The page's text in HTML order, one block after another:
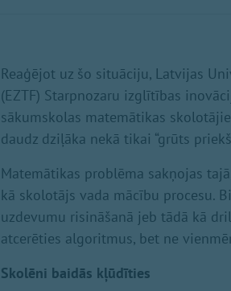
Reaģējot uz šo situāciju, Latvijas
(EZTF) Starpnozaru izglītības
sākumskolas matemātikas
daudz dziļāka nekā tikai “grūts
Matemātikas problēma sakņojas
kā skolotājs vada mācību procesu.
uzdevumu risināšanā jeb tādā kā
atcerēties algoritmus, bet ne
Skolēni baidās kļūdīties